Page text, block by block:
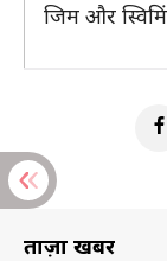
जिम और
ताज़ा खबरें